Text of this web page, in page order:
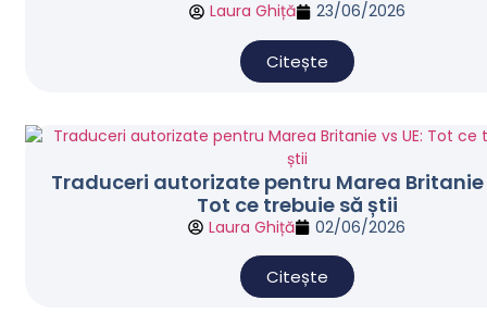
Laura Ghiță 23/06/2026
Citește
Traduceri autorizate pentru Marea Britanie
Tot ce trebuie să știi
Laura Ghiță 02/06/2026
Citește